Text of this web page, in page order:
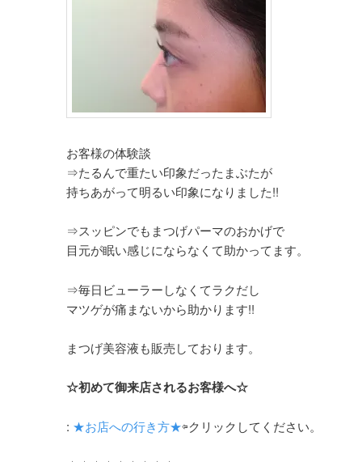
お客様の体験談
⇒たるんで重たい印象だったまぶたが
持ちあがって明るい印象になりました!!
⇒スッピンでもまつげパーマのおかげで
目元が眠い感じにならなくて助かってます。
⇒毎日ビューラーしなくてラクだし
マツゲが痛まないから助かります!!
まつげ美容液も販売しております。
☆初めて御来店されるお客様へ☆
: ★お店への行き方★⇦クリックしてください。